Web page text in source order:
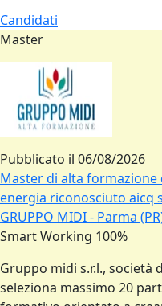
Candidati
Master
Pubblicato il 06/08/2026
Master di alta formazione
energia riconosciuto aicq
GRUPPO MIDI - Parma
Smart Working 100%
Gruppo midi s.r.l., società
seleziona massimo 20